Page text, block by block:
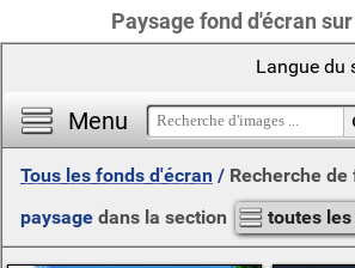
Paysage fond d'écran
Menu
Langue du
Tous les fonds d'écran / Recherche
paysage dans la section toutes